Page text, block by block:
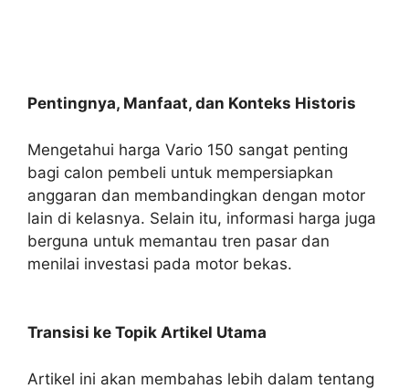
Pentingnya, Manfaat, dan Konteks Historis
Mengetahui harga Vario 150 sangat penting
bagi calon pembeli untuk mempersiapkan
anggaran dan membandingkan dengan motor
lain di kelasnya. Selain itu, informasi harga juga
berguna untuk memantau tren pasar dan
menilai investasi pada motor bekas.
Transisi ke Topik Artikel Utama
Artikel ini akan membahas lebih dalam tentang